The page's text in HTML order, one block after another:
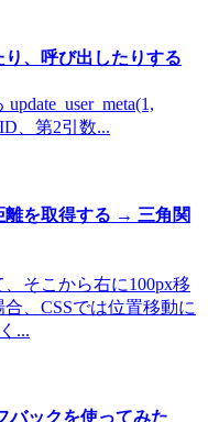
、呼び出したりする
、第2引数...
離を取得する → 三角関
そこから右に100px移
、CSSでは位置移動に
...
バックを使ってみた